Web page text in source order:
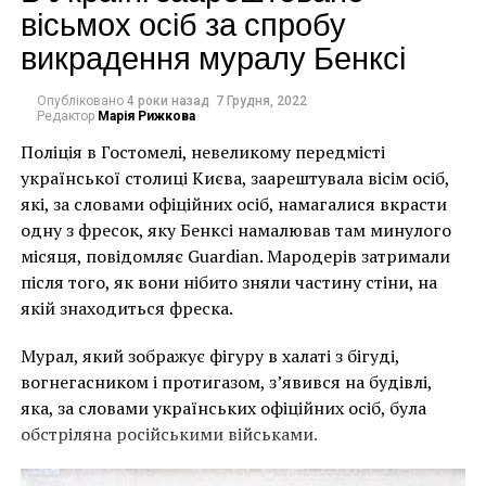
Художница из Бруклина Сара Кроунер нашла
идеальное место для своих больших и ярких сшитых
полотен. Ее работы сочетают не только вырезки из
бумаг Анри Матисса и мобильных
телефонов Александра Колдера, но и имеют
отголоски творческой карьеры ее матери. Отметим,
что именно мать Сары научила ее шить.
Ее работы уже произвели впечатление на критика
Роберта Смита, который написал, что выставка
«Кроуни Кейси Каплан» в прошлом году была
Instagram Кроунер полон фото работ на заказ, ее
студии Red Hook и удивительных садов с цветами,
которые она ищет, путешествуя по миру.
вісьмох осіб за спробу
викрадення муралу Бенксі
Опубліковано 4 роки назад 7 Грудня, 2022
Редактор Марія Рижкова
Поліція в Гостомелі, невеликому передмісті
української столиці Києва, заарештувала вісім осіб,
які, за словами офіційних осіб, намагалися вкрасти
одну з фресок, яку Бенксі намалював там минулого
місяця, повідомляє Guardian. Мародерів затримали
після того, як вони нібито зняли частину стіни, на
якій знаходиться фреска.
Мурал, який зображує фігуру в халаті з бігуді,
вогнегасником і протигазом, з’явився на будівлі,
яка, за словами українських офіційних осіб, була
обстріляна російськими військами.